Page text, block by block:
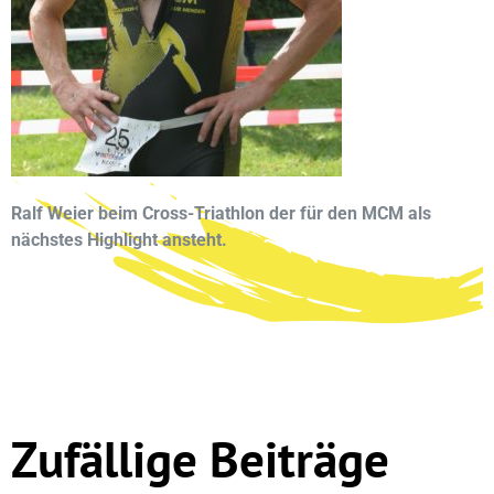
Ralf Weier beim Cross-Triathlon der für den MCM als
nächstes Highlight ansteht.
Zufällige Beiträge